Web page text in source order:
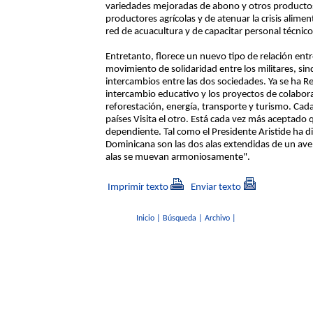
variedades mejoradas de abono y otros
productores agrícolas y de atenuar la crisis
red de acuacultura y de capacitar personal
Entretanto, florece un nuevo tipo de relación
movimiento de solidaridad entre los militares,
intercambios entre las dos sociedades. Ya se ha
intercambio educativo y los proyectos de
reforestación, energía, transporte y turismo.
países Visita el otro. Está cada vez más
dependiente. Tal como el Presidente Aristide ha
Dominicana son las dos alas extendidas de un
alas se muevan armoniosamente".
Imprimir texto Enviar texto
Inicio| Búsqueda Archivo|